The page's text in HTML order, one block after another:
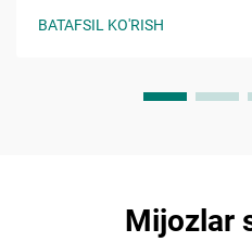
BATAFSIL KO'RISH
Mijozlar